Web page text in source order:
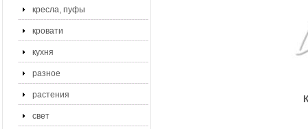
кресла, пуфы
кровати
кухня
разное
растения
свет